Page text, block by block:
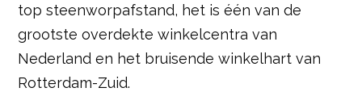
top steenworpafstand, het is één van de
grootste overdekte winkelcentra van
Nederland en het bruisende winkelhart van
Rotterdam-Zuid.